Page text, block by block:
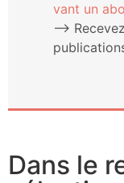
vant un
⟶
Dans le